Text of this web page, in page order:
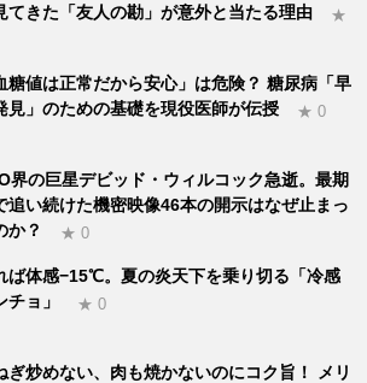
てきた「友人の勘」が意外と当たる理由
★
糖値は正常だから安心」は危険？ 糖尿病「早
見」のための基礎を現役医師が伝授
★ 0
界の巨星デビッド・ウィルコック急逝。最期
追い続けた機密映像46本の開示はなぜ止まっ
か？
★ 0
ば体感−15℃。夏の炎天下を乗り切る「冷感
チョ」
★ 0
ぎ炒めない、肉も焼かないのにコク旨！ メリ